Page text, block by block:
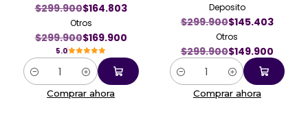
$299.900$164.803
Otros
$299.900$169.900
5.0
Cantidad
Comprar ahora
Deposito
$299.900$145.403
Otros
$299.900$149.900
Cantidad
Comprar ahora